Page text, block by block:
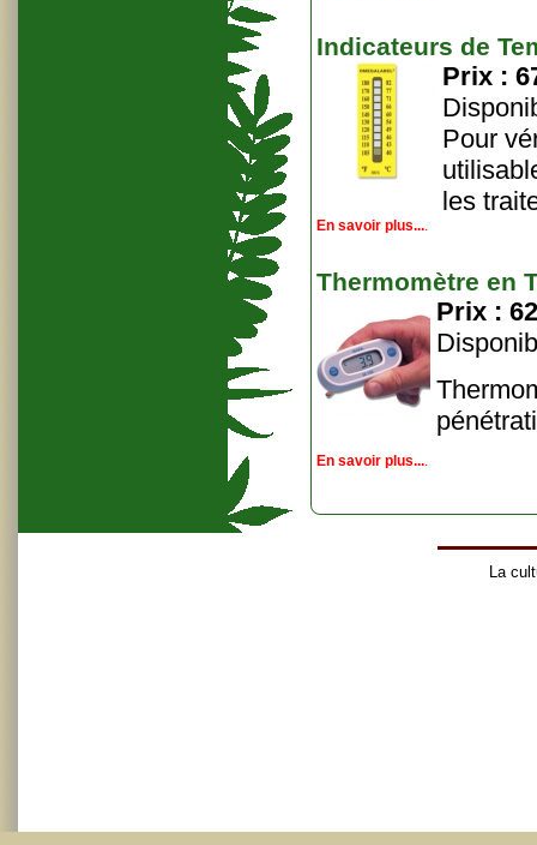
Indicateurs de
Prix :
Pour
les
En savoir plus....
Thermomètre en
Prix :
En savoir plus....
La